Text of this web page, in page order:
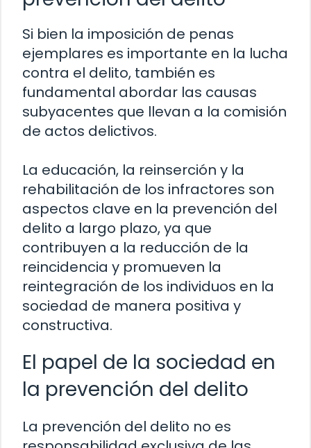
Si bien la imposición de penas
ejemplares es importante en la lucha
contra el delito, también es
fundamental abordar las causas
subyacentes que llevan a la comisión
de actos delictivos.
La educación, la reinserción y la
rehabilitación de los infractores son
aspectos clave en la prevención del
delito a largo plazo, ya que
contribuyen a la reducción de la
reincidencia y promueven la
reintegración de los individuos en la
sociedad de manera positiva y
constructiva.
El papel de la sociedad en
la prevención del delito
La prevención del delito no es